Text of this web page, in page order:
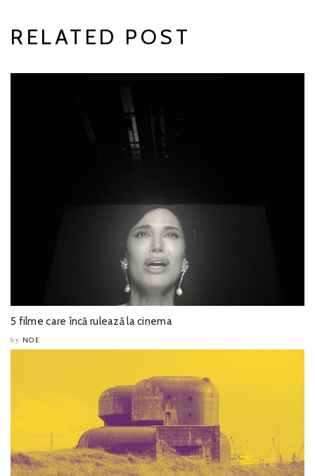
RELATED POST
5 filme care încă rulează la cinema
by NOE